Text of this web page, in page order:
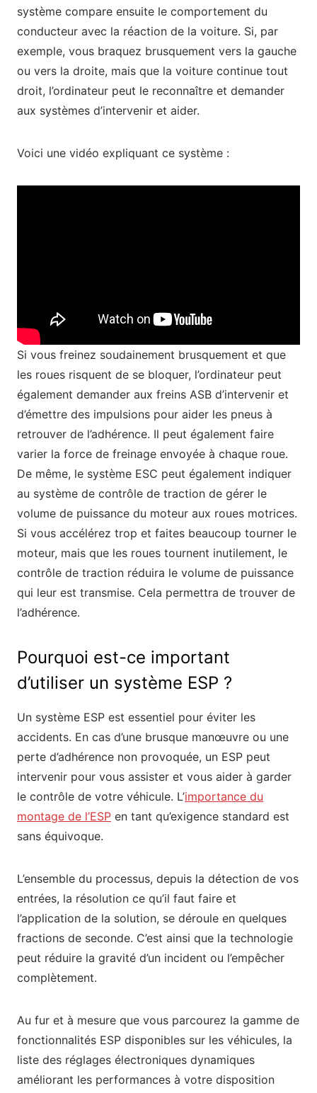
système compare ensuite le comportement du
conducteur avec la réaction de la voiture. Si, par
exemple, vous braquez brusquement vers la gauche
ou vers la droite, mais que la voiture continue tout
droit, l’ordinateur peut le reconnaître et demander
aux systèmes d’intervenir et aider.
Voici une vidéo expliquant ce système :
Si vous freinez soudainement brusquement et que
les roues risquent de se bloquer, l’ordinateur peut
également demander aux freins ASB d’intervenir et
d’émettre des impulsions pour aider les pneus à
retrouver de l’adhérence. Il peut également faire
varier la force de freinage envoyée à chaque roue.
De même, le système ESC peut également indiquer
au système de contrôle de traction de gérer le
volume de puissance du moteur aux roues motrices.
Si vous accélérez trop et faites beaucoup tourner le
moteur, mais que les roues tournent inutilement, le
contrôle de traction réduira le volume de puissance
qui leur est transmise. Cela permettra de trouver de
l’adhérence.
Pourquoi est-ce important
d’utiliser un système ESP ?
Un système ESP est essentiel pour éviter les
accidents. En cas d’une brusque manœuvre ou une
perte d’adhérence non provoquée, un ESP peut
intervenir pour vous assister et vous aider à garder
le contrôle de votre véhicule. L’importance du
montage de l’ESP en tant qu’exigence standard est
sans équivoque.
L’ensemble du processus, depuis la détection de vos
entrées, la résolution ce qu’il faut faire et
l’application de la solution, se déroule en quelques
fractions de seconde. C’est ainsi que la technologie
peut réduire la gravité d’un incident ou l’empêcher
complètement.
Au fur et à mesure que vous parcourez la gamme de
fonctionnalités ESP disponibles sur les véhicules, la
liste des réglages électroniques dynamiques
améliorant les performances à votre disposition